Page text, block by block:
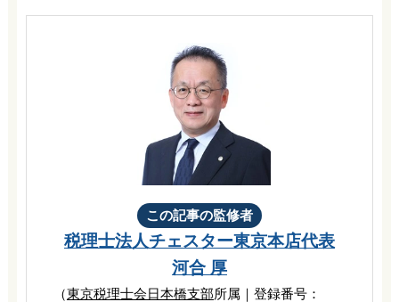
この記事の監修者
税理士法人チェスター東京本店代表
河合 厚
（東京税理士会日本橋支部所属｜登録番号：